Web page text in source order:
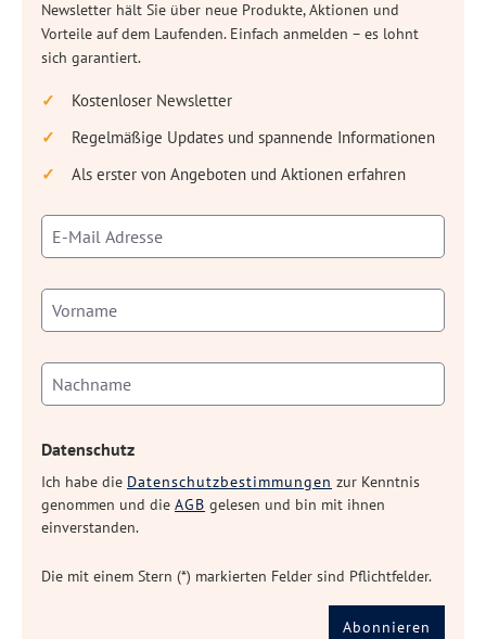
Newsletter hält Sie über neue Produkte, Aktionen und
Vorteile auf dem Laufenden. Einfach anmelden – es lohnt
sich garantiert.
Kostenloser Newsletter
Regelmäßige Updates und spannende Informationen
Als erster von Angeboten und Aktionen erfahren
Datenschutz
Ich habe die Datenschutzbestimmungen zur Kenntnis
genommen und die AGB gelesen und bin mit ihnen
einverstanden.
Die mit einem Stern (*) markierten Felder sind Pflichtfelder.
Abonnieren